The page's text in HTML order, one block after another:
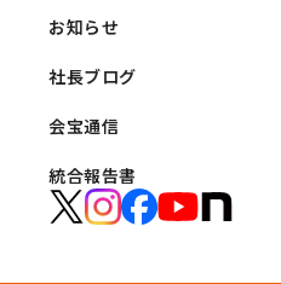
お知らせ
社長ブログ
会宝通信
統合報告書